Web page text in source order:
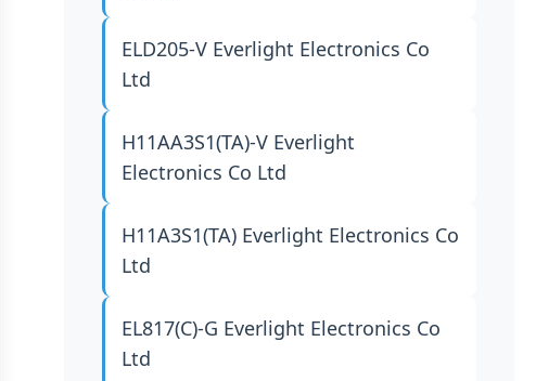
ELD205-V Everlight Electronics Co
Ltd
H11AA3S1(TA)-V Everlight
Electronics Co Ltd
H11A3S1(TA) Everlight Electronics Co
Ltd
EL817(C)-G Everlight Electronics Co
Ltd